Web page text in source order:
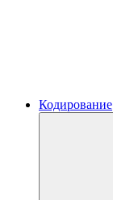
Кодирование